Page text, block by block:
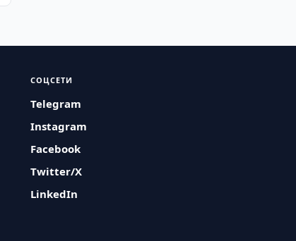
СОЦСЕТИ
Telegram
Instagram
Facebook
Twitter/X
LinkedIn